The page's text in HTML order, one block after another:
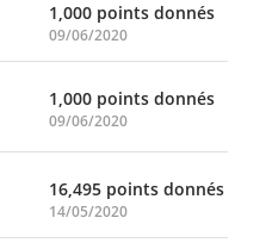
1,000 points donnés
09/06/2020
1,000 points donnés
09/06/2020
16,495 points donnés
14/05/2020